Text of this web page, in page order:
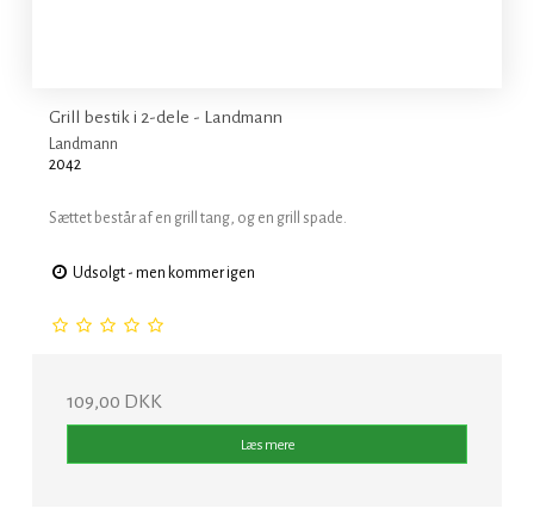
Grill bestik i 2-dele - Landmann
Landmann
2042
Sættet består af en grill tang, og en grill spade.
Udsolgt - men kommer igen
109,00 DKK
Læs mere